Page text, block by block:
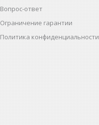
Вопрос-ответ
Ограничение гарантии
Политика конфиденциальности